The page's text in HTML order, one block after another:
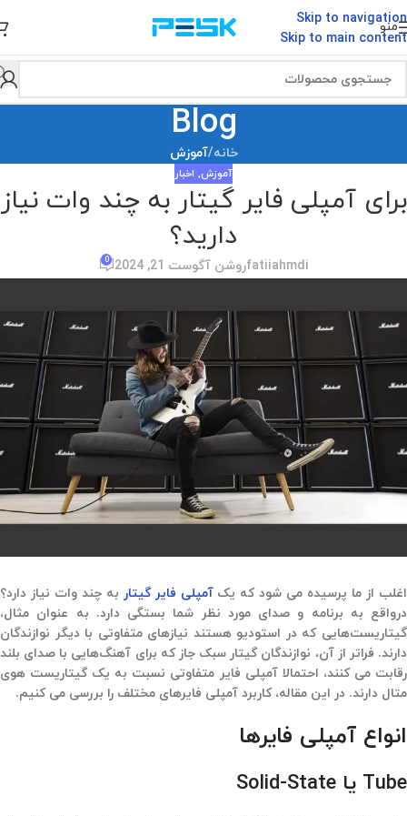
Skip to navigation
Skip to main content
منو
Blog
خانه/آموزش
آموزش, اخبار
برای آمپلی فایر گیتار به چند وات نیاز
دارید؟
fatiiahmdiروشن آگوست 21, 2024 0
اغلب از ما پرسیده می شود که یکآمپلی فایر گیتار به چند وات نیاز دارد؟
درواقع به برنامه و صدای مورد نظر شما بستگی دارد. به عنوان مثال،
گیتاریست‌هایی که در استودیو هستند نیازهای متفاوتی با دیگر نوازندگان
دارند. فراتر از آن، نوازندگان گیتار سبک جاز که برای آهنگ‌هایی با صدای بلند
رقابت می کنند، احتمالا آمپلی فایر متفاوتی نسبت به یک گیتاریست هوی
متال دارند. در این مقاله، کاربرد آمپلی فایرهای مختلف را بررسی می کنیم.
انواع آمپلی فایرها
Tube یا Solid-State